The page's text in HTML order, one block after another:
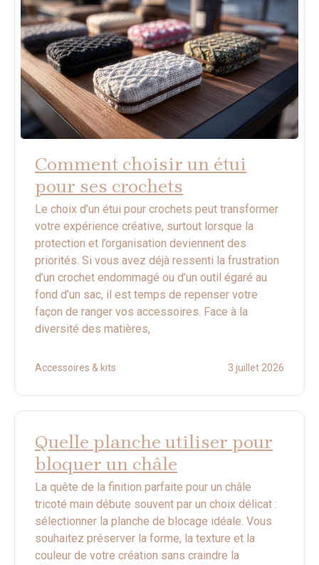
Comment choisir un étui
pour ses crochets
Le choix d’un étui pour crochets peut transformer
votre expérience créative, surtout lorsque la
protection et l’organisation deviennent des
priorités. Si vous avez déjà ressenti la frustration
d’un crochet endommagé ou d’un outil égaré au
fond d’un sac, il est temps de repenser votre
façon de ranger vos accessoires. Face à la
diversité des matières,
Accessoires & kits 3 juillet 2026
Quelle planche utiliser pour
bloquer un châle
La quête de la finition parfaite pour un châle
tricoté main débute souvent par un choix délicat :
sélectionner la planche de blocage idéale. Vous
souhaitez préserver la forme, la texture et la
couleur de votre création sans craindre la